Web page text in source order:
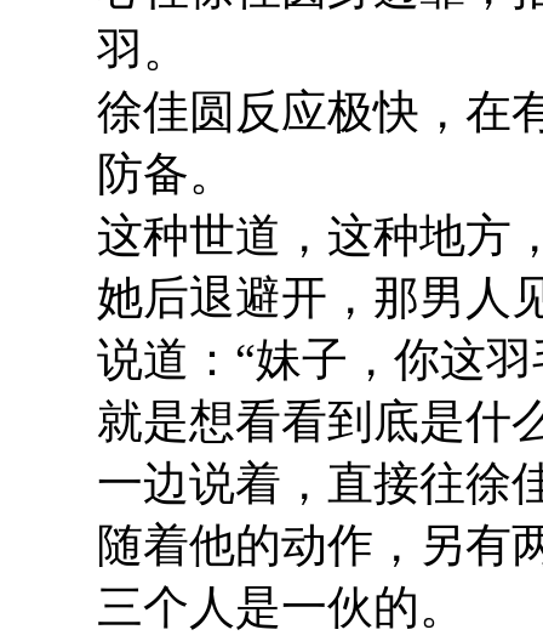
羽。
徐佳圆反应极快，在
防备。
这种世道，这种地方
她后退避开，那男人
说道：“妹子，你这
就是想看看到底是什
一边说着，直接往徐
随着他的动作，另有
三个人是一伙的。